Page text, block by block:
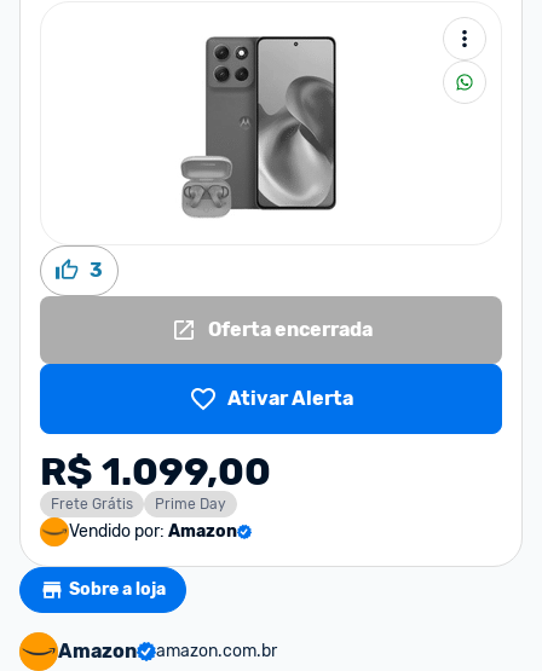
3
Oferta encerrada
Ativar Alerta
R$ 1.099,00
Frete Grátis Prime Day
Vendido por: Amazon
Sobre a loja
Amazon
amazon.com.br